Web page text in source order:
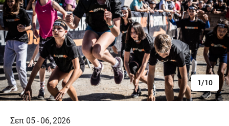
Σεπ 05 - 06, 2026
1/10